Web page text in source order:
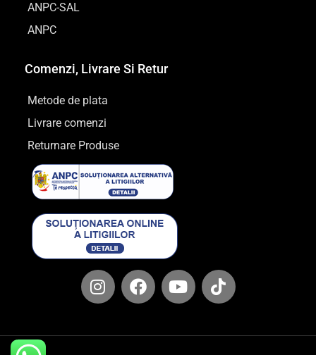
ANPC-SAL
ANPC
Comenzi, Livrare Si Retur
Metode de plata
Livrare comenzi
Returnare Produse